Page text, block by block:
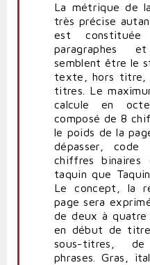
La métrique de
très précise
est constituée
paragraphes
semblent être le
texte, hors titre,
titres. Le
calcule en
composé de 8
le poids de la
dépasser,
chiffres binaires
taquin que
Le concept, la
page sera
de deux à quatre
en début de
sous-titres,
phrases. Gras,